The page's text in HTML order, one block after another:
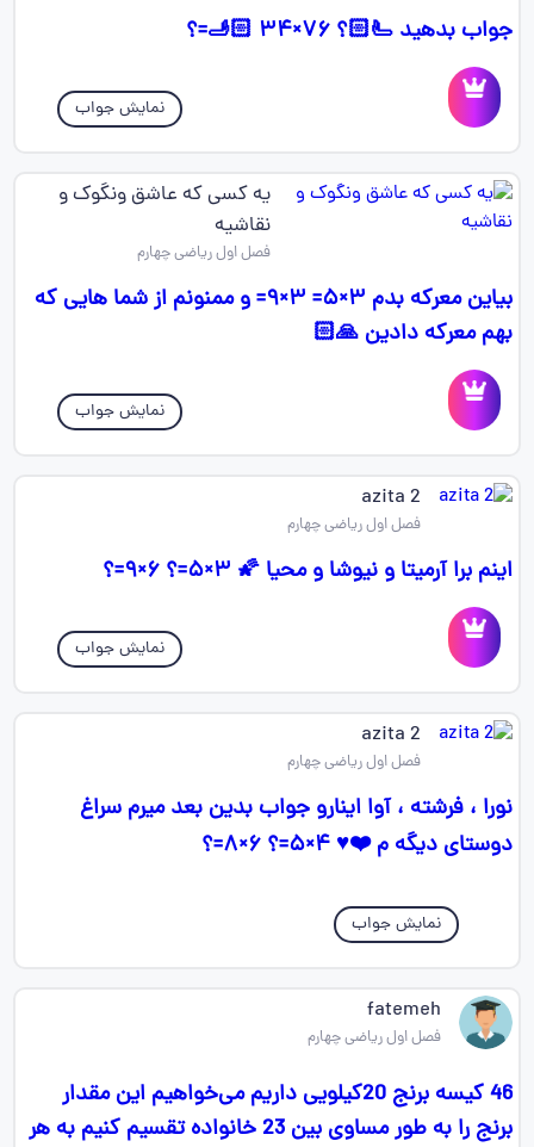
جواب بدهید 🫷🏻؟ 🫸🏻 ۳۴×۷۶=؟
نمایش جواب
یه کسی که عاشق ونگوک و
نقاشیه
فصل اول ریاضی چهارم
بیاین معرکه بدم ۳×۵= ۳×۹= و ممنونم از شما هایی که
بهم معرکه دادین 🙏🏻
نمایش جواب
azita 2
فصل اول ریاضی چهارم
اینم برا آرمیتا و نیوشا و محیا 🌠 ۳×۵=؟ ۶×۹=؟
نمایش جواب
azita 2
فصل اول ریاضی چهارم
نورا ، فرشته ، آوا اینارو جواب بدین بعد میرم سراغ
دوستای دیگه م ❤️♥️ ۴×۵=؟ ۶×۸=؟
نمایش جواب
fatemeh
فصل اول ریاضی چهارم
46 کیسه برنج 20کیلویی داریم می‌خواهیم این مقدار
برنج را به طور مساوی بین 23 خانواده تقسيم کنیم به هر